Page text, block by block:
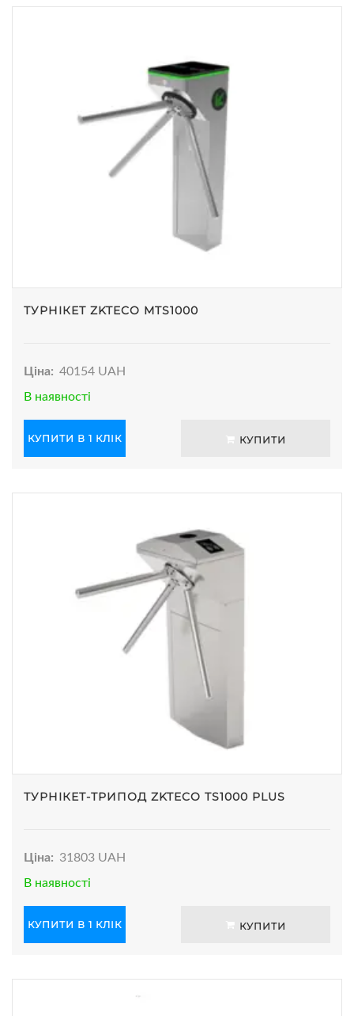
ТУРНІКЕТ ZKTECO MTS1000
Ціна: 40154 UAH
В наявності
КУПИТИ В 1 КЛІК КУПИТИ
ТУРНІКЕТ-ТРИПОД ZKTECO TS1000 PLUS
Ціна: 31803 UAH
В наявності
КУПИТИ В 1 КЛІК КУПИТИ